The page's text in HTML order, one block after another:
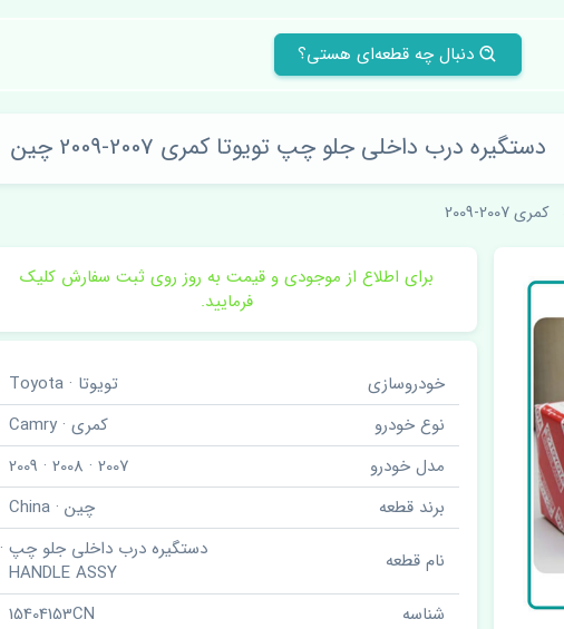
دنبال چه قطعه‌ای هستی؟
دستگیره درب داخلی جلو چپ تویوتا کمری 2007-2009 چین
کمری 2007-2009
برای اطلاع از موجودی و قیمت به روز روی ثبت سفارش کلیک
فرمایید.
خودروسازی
تویوتا · Toyota
نوع خودرو
کمری · Camry
مدل خودرو
2007 · 2008 · 2009
برند قطعه
چین · China
نام قطعه
دستگیره درب داخلی جلو چپ ·
HANDLE ASSY
شناسه
15404153CN